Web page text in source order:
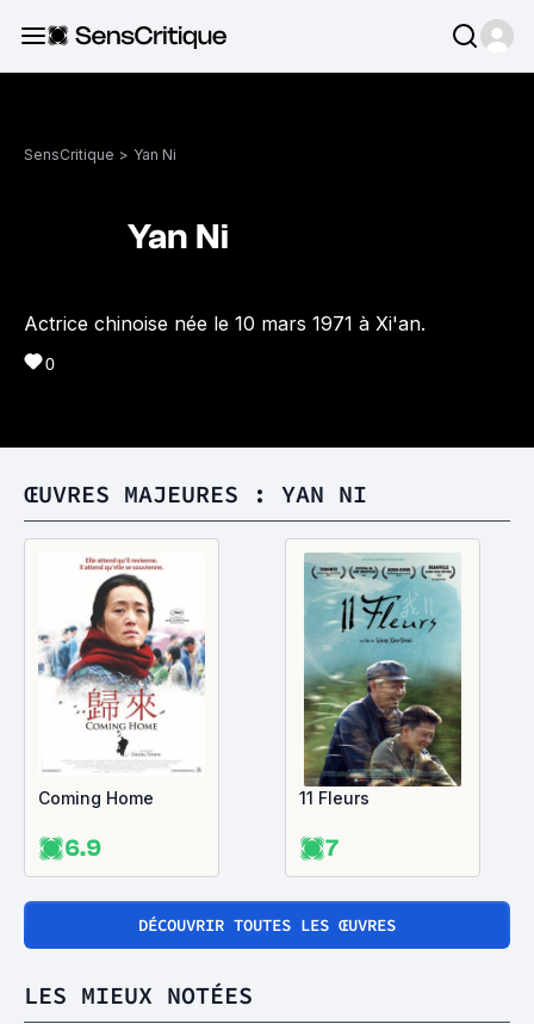
SensCritique > Yan Ni
Yan Ni
Actrice chinoise née le 10 mars 1971 à Xi'an.
0
ŒUVRES MAJEURES : YAN NI
Coming Home
6.9
11 Fleurs
7
DÉCOUVRIR TOUTES LES ŒUVRES
LES MIEUX NOTÉES